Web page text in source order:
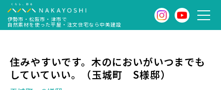
伊勢市・松阪市・津市で
自然素材を使った平屋・注文住宅なら中美建設
住みやすいです。木のにおいがいつまでも
していていい。（玉城町 S様邸）